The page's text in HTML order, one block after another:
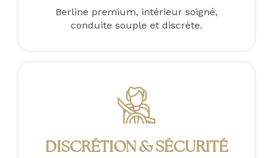
Berline premium, intérieur soigné,
conduite souple et discrète.
DISCRÉTION & SÉCURITÉ